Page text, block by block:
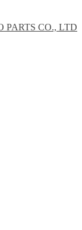
PARTS CO., LTD